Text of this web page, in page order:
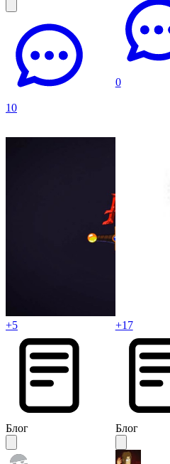
10
0
+5
Блог
+17
Блог